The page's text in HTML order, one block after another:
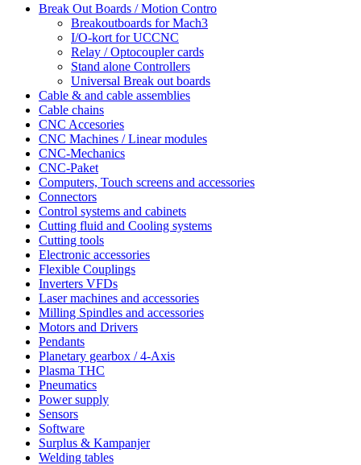
Break Out Boards / Motion Contro
Breakoutboards for Mach3
I/O-kort for UCCNC
Relay / Optocoupler cards
Stand alone Controllers
Universal Break out boards
Cable & and cable assemblies
Cable chains
CNC Accesories
CNC Machines / Linear modules
CNC-Mechanics
CNC-Paket
Computers, Touch screens and accessories
Connectors
Control systems and cabinets
Cutting fluid and Cooling systems
Cutting tools
Electronic accessories
Flexible Couplings
Inverters VFDs
Laser machines and accessories
Milling Spindles and accessories
Motors and Drivers
Pendants
Planetary gearbox / 4-Axis
Plasma THC
Pneumatics
Power supply
Sensors
Software
Surplus & Kampanjer
Welding tables